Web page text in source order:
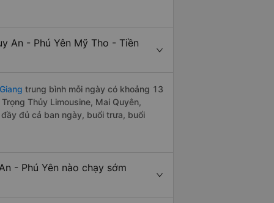
An - Phú Yên Mỹ Tho - Tiền
trung bình mỗi ngày có khoảng 13
Thủy Limousine, Mai Quyên,
đủ cả ban ngày, buổi trưa, buổi
- Phú Yên nào chạy sớm